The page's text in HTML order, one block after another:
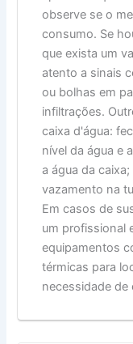
observe se o
consumo. Se
que exista um
atento a sinais
ou bolhas em
infiltrações.
caixa d'água:
nível da água e
a água da
vazamento na
Em casos de
um profissional
equipamentos
térmicas para
necessidade de